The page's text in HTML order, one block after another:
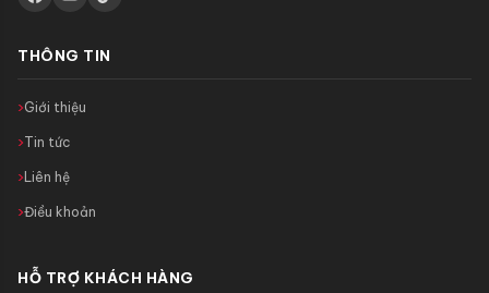
THÔNG TIN
Giới thiệu
Tin tức
Liên hệ
Điều khoản
HỖ TRỢ KHÁCH HÀNG